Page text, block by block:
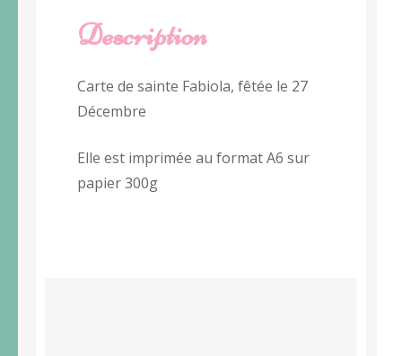
Description
Carte de sainte Fabiola, fêtée le 27
Décembre
Elle est imprimée au format A6 sur
papier 300g